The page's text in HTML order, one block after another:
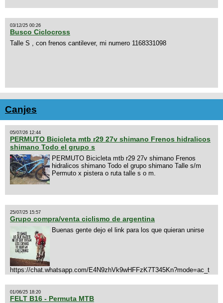
03/12/25 00:26
Busco Ciclocross
Talle S , con frenos cantilever, mi numero 1168331098
Canjes
05/07/26 12:44
PERMUTO Bicicleta mtb r29 27v shimano Frenos hidralicos
shimano Todo el grupo s
PERMUTO Bicicleta mtb r29 27v shimano Frenos
hidralicos shimano Todo el grupo shimano Talle s/m
Permuto x pistera o ruta talle s o m.
25/07/25 15:57
Grupo compra/venta ciclismo de argentina
Buenas gente dejo el link para los que quieran unirse
https://chat.whatsapp.com/E4N9zhVk9wHFFzK7T345Kn?mode=ac_t
01/06/25 18:20
FELT B16 - Permuta MTB